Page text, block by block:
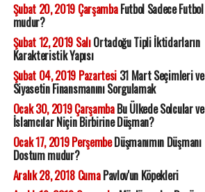
Şubat 20, 2019 ÇarşambaFutbol Sadece Futbol
mudur?
Şubat 12, 2019 SalıOrtadoğu Tipli İktidarların
Karakteristik Yapısı
Şubat 04, 2019 Pazartesi31 Mart Seçimleri ve
Siyasetin Finansmanını Sorgulamak
Ocak 30, 2019 ÇarşambaBu Ülkede Solcular ve
İslamcılar Niçin Birbirine Düşman?
Ocak 17, 2019 PerşembeDüşmanımın Düşmanı
Dostum mudur?
Aralık 28, 2018 CumaPavlov'un Köpekleri